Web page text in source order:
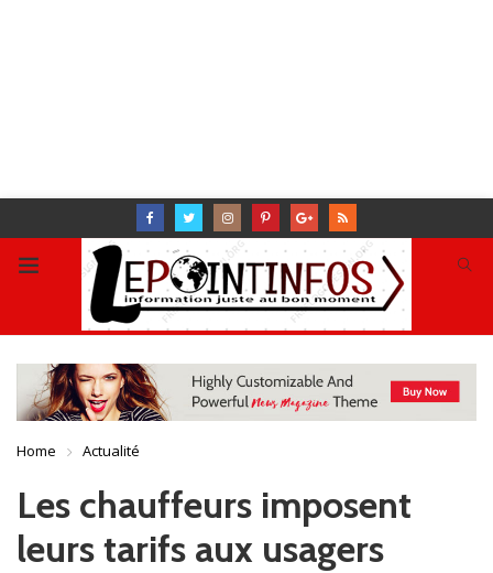
Home Actualité
Les chauffeurs imposent
leurs tarifs aux usagers